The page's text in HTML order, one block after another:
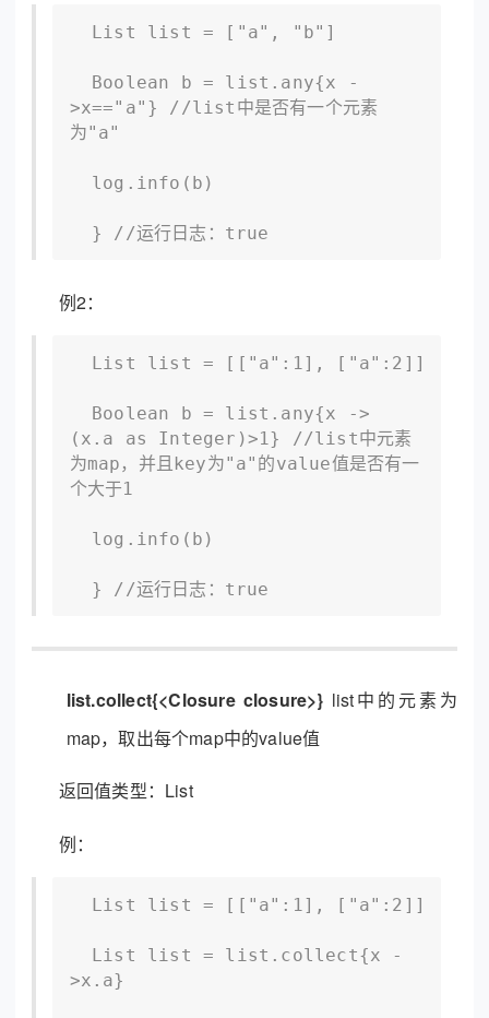
List list = ["a", "b"]
Boolean b = list.any{x -
>x=="a"} //list中是否有一个元素
为"a"
log.info(b)
} //运行日志：true
例2：
List list = [["a":1], ["a":2]]
Boolean b = list.any{x ->
(x.a as Integer)>1} //list中元素
为map，并且key为"a"的value值是否有一
个大于1
log.info(b)
} //运行日志：true
list.collect{<Closure closure>} list中的元素为
map，取出每个map中的value值
返回值类型：List
例：
List list = [["a":1], ["a":2]]
List list = list.collect{x -
>x.a}